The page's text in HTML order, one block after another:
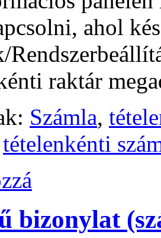
ahol
raktár
Számla,
tételenkénti
bizonylat